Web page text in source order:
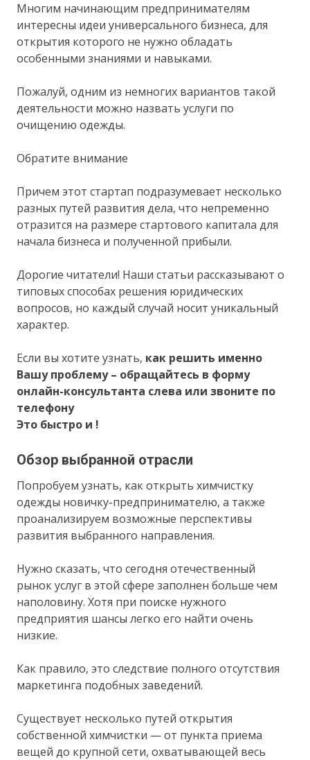
Многим начинающим предпринимателям
интересны идеи универсального бизнеса, для
открытия которого не нужно обладать
особенными знаниями и навыками.
Пожалуй, одним из немногих вариантов такой
деятельности можно назвать услуги по
очищению одежды.
Обратите внимание
Причем этот стартап подразумевает несколько
разных путей развития дела, что непременно
отразится на размере стартового капитала для
начала бизнеса и полученной прибыли.
Дорогие читатели! Наши статьи рассказывают о
типовых способах решения юридических
вопросов, но каждый случай носит уникальный
характер.
Если вы хотите узнать, как решить именно
Вашу проблему – обращайтесь в форму
онлайн-консультанта слева или звоните по
телефону
Это быстро и !
Обзор выбранной отрасли
Попробуем узнать, как открыть химчистку
одежды новичку-предпринимателю, а также
проанализируем возможные перспективы
развития выбранного направления.
Нужно сказать, что сегодня отечественный
рынок услуг в этой сфере заполнен больше чем
наполовину. Хотя при поиске нужного
предприятия шансы легко его найти очень
низкие.
Как правило, это следствие полного отсутствия
маркетинга подобных заведений.
Существует несколько путей открытия
собственной химчистки — от пункта приема
вещей до крупной сети, охватывающей весь